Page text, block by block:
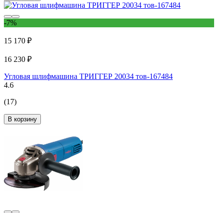
-7%
15 170 ₽
16 230 ₽
Угловая шлифмашина ТРИГГЕР 20034 тов-167484
4.6
(17)
В корзину